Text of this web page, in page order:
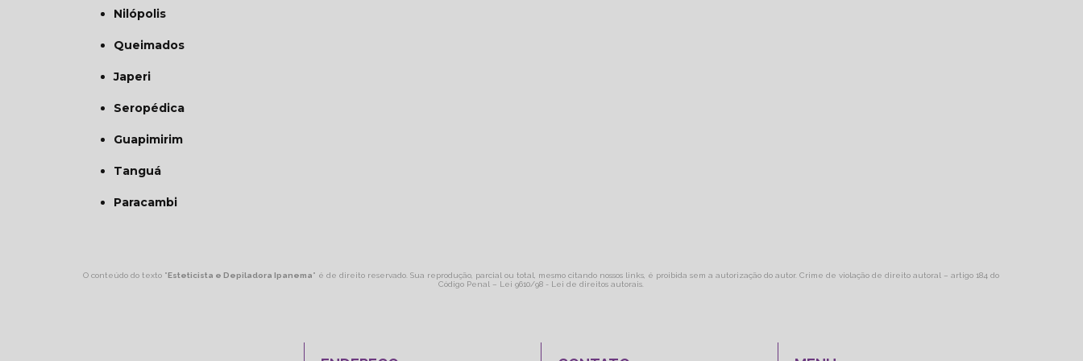
Nilópolis
Queimados
Japeri
Seropédica
Guapimirim
Tanguá
Paracambi
O conteúdo do texto "Esteticista e Depiladora Ipanema" é de direito reservado. Sua reprodução, parcial ou total, mesmo citando nossos links, é proibida sem a autorização do autor. Crime de violação de direito autoral – artigo 184 do
Código Penal – Lei 9610/98 - Lei de direitos autorais